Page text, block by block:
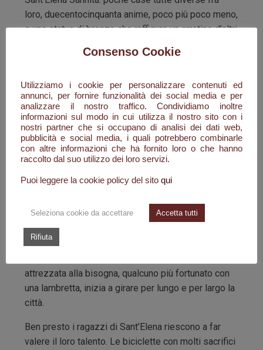
loro, duecentocinquanta anime, poco più poco meno,
e una statua di bronzo che raffigura un arrotino d’altri
tornato dal conflitto, anche con qualche ricordo sul
Lucia.
Il duro lavoro della terra e qualche capo di
bestiame, erano state e sono le uniche risorse
economiche e di vita per la maggioranza della
comunità santelenese: ma molti di quei ragazzi
forbici, i coltelli e qualsiasi strumento da taglio e di
poche cose che ha e con Luisa, divenuta sua
moglie, decidono di partire per Roma. Con lui
partono in tanti. Ognuno per la propria strada e i
attrezzata alla bisogna, qualcuno più fortunato con
una lambretta, inizia a girare per lungo e per largo la
città.
Ben presto i ragazzi di Sant’Elena riescono a far
valere il loro talento. Le biciclette con molti sacrifici
Consenso Cookie
Utilizziamo i cookie per personalizzare contenuti ed
annunci, per fornire funzionalità dei social media e per
analizzare il nostro traffico. Condividiamo inoltre
informazioni sul modo in cui utilizza il nostro sito con i
nostri partner che si occupano di analisi dei dati web,
pubblicità e social media, i quali potrebbero combinarle
con altre informazioni che ha fornito loro o che hanno
raccolto dal suo utilizzo dei loro servizi.
Puoi leggere la cookie policy del sito qui
Seleziona cookie da accettare Accetta tutti
Rifiuta